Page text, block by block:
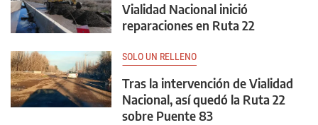
Vialidad Nacional inició
reparaciones en Ruta 22
SOLO UN RELLENO
Tras la intervención de Vialidad
Nacional, así quedó la Ruta 22
sobre Puente 83